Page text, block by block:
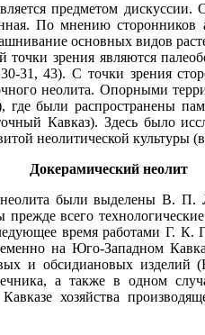
предметом
По мнению сторонников
основных видов
зрения являются
43). С точки зрения
неолита. Опорными
были распространены
Кавказ). Здесь было
неолитической культуры
Докерамический неолит
неолита были выделены В.
всего
время работами Г.
на Юго-Западном
и обсидиановых
а также в одном
хозяйства